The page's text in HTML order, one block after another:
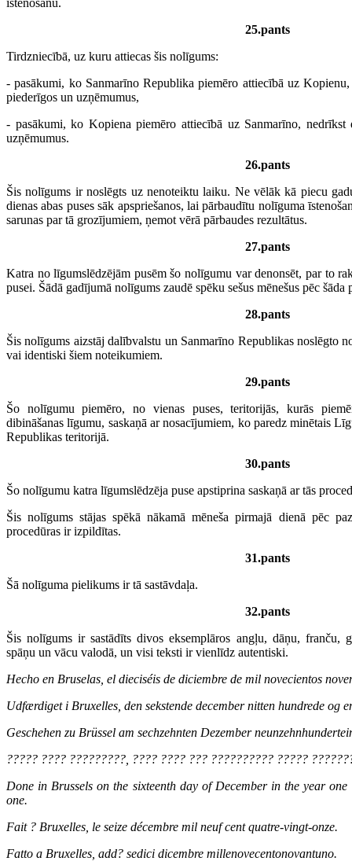
īstenošanu.
25.pants
Tirdzniecībā, uz kuru attiecas šis nolīgums:
- pasākumi, ko Sanmarīno Republika piemēro attiecībā uz
piederīgos un uzņēmumus,
- pasākumi, ko Kopiena piemēro attiecībā uz Sanmarīno,
uzņēmumus.
26.pants
Šis nolīgums ir noslēgts uz nenoteiktu laiku. Ne vēlāk kā piecu
dienas abas puses sāk apspriešanos, lai pārbaudītu nolīguma
sarunas par tā grozījumiem, ņemot vērā pārbaudes rezultātus.
27.pants
Katra no līgumslēdzējām pusēm šo nolīgumu var denonsēt, par to
pusei. Šādā gadījumā nolīgums zaudē spēku sešus mēnešus pēc šāda
28.pants
Šis nolīgums aizstāj dalībvalstu un Sanmarīno Republikas noslēgto
vai identiski šiem noteikumiem.
29.pants
Šo nolīgumu piemēro, no vienas puses, teritorijās, kurās
dibināšanas līgumu, saskaņā ar nosacījumiem, ko paredz minētais
Republikas teritorijā.
30.pants
Šo nolīgumu katra līgumslēdzēja puse apstiprina saskaņā ar tās
Šis nolīgums stājas spēkā nākamā mēneša pirmajā dienā pēc
procedūras ir izpildītas.
31.pants
Šā nolīguma pielikums ir tā sastāvdaļa.
32.pants
Šis nolīgums ir sastādīts divos eksemplāros angļu, dāņu, franču,
spāņu un vācu valodā, un visi teksti ir vienlīdz autentiski.
Hecho en Bruselas, el dieciséis de diciembre de mil novecientos
Udfærdiget i Bruxelles, den sekstende december nitten hundrede og
Geschehen zu Brüssel am sechzehnten Dezember
????? ???? ?????????, ???? ???? ??? ?????????? ?????
Done in Brussels on the sixteenth day of December in the year
one.
Fait ? Bruxelles, le seize décembre mil neuf cent quatre-vingt-onze.
Fatto a Bruxelles, add? sedici dicembre millenovecentonovantuno.